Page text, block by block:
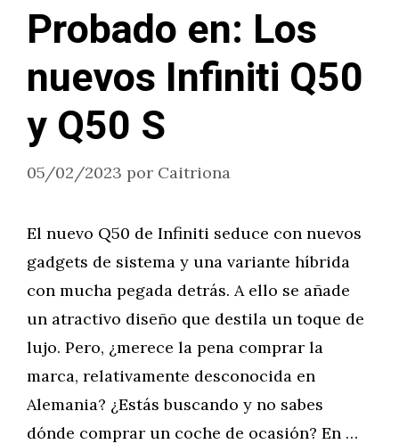
Probado en: Los
nuevos Infiniti Q50
y Q50 S
05/02/2023 por Caitriona
El nuevo Q50 de Infiniti seduce con nuevos
gadgets de sistema y una variante híbrida
con mucha pegada detrás. A ello se añade
un atractivo diseño que destila un toque de
lujo. Pero, ¿merece la pena comprar la
marca, relativamente desconocida en
Alemania? ¿Estás buscando y no sabes
dónde comprar un coche de ocasión? En …